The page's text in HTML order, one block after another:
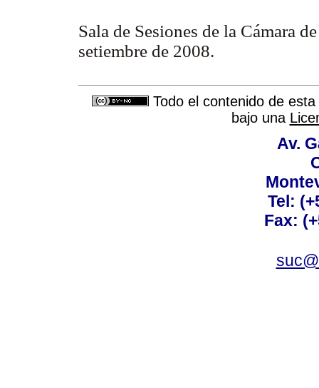
Sala de Sesiones de la Cámara
setiembre de 2008.
Todo el contenido de
bajo una
Av.
Tel:
Fax: